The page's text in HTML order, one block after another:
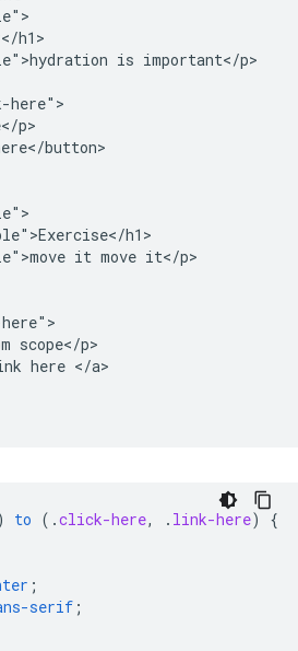
h1>
is important</p>
here">
p>
button>
h1>
it move it</p>
scope</p>
here </a>
to ( .click-here, . link-here)
{
;
serif ;